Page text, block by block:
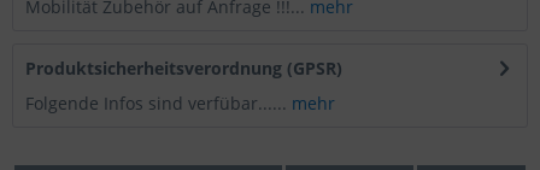
Mobilität Zubehör auf Anfrage !!!... mehr
Produktsicherheitsverordnung (GPSR)
Folgende Infos sind verfübar...... mehr